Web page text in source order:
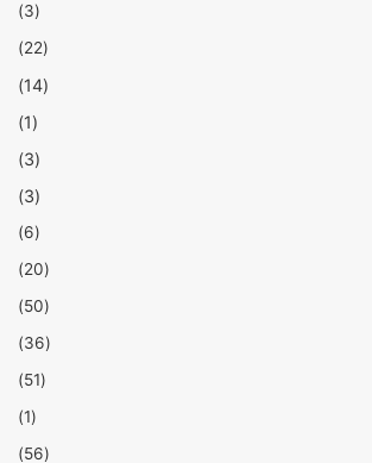
(3)
(22)
(14)
(1)
(3)
(3)
(6)
(20)
(50)
(36)
(51)
(1)
(56)